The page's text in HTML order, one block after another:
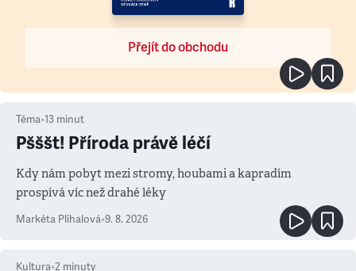
Přejít do obchodu
Téma•13 minut
Pšššt! Příroda právě léčí
Kdy nám pobyt mezi stromy, houbami a kapradím
prospívá víc než drahé léky
Markéta Plíhalová•9. 8. 2026
Kultura•2 minuty